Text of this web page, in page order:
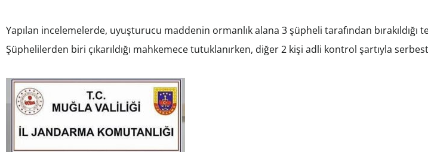
Yapılan incelemelerde, uyuşturucu maddenin ormanlık alana 3 şüpheli tarafından bırakıldığı
Şüphelilerden biri çıkarıldığı mahkemece tutuklanırken, diğer 2 kişi adli kontrol şartıyla serbest